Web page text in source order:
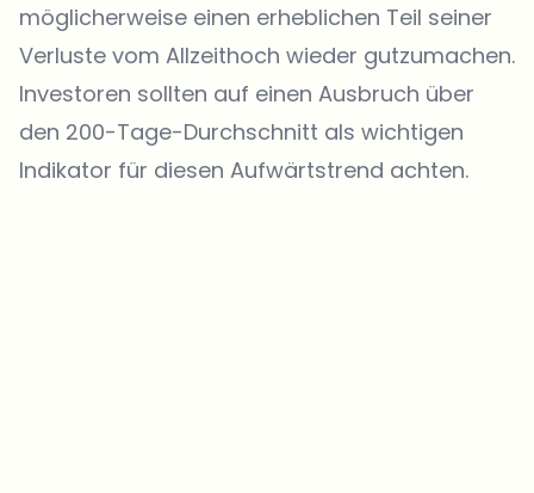
möglicherweise einen erheblichen Teil seiner
Verluste vom Allzeithoch wieder gutzumachen.
Investoren sollten auf einen Ausbruch über
den 200-Tage-Durchschnitt als wichtigen
Indikator für diesen Aufwärtstrend achten.